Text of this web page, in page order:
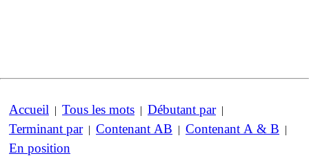
Accueil | Tous les mots | Débutant par|
Terminant par| Contenant AB | Contenant A & B |
En position